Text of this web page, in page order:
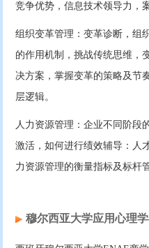
竞争优势，信息技术领导力，
组织变革管理：变革诊断，组
的作用机制，挑战传统思维，
决方案，掌握变革的策略及节
层逻辑。
人力资源管理：企业不同阶段
激活，如何进行绩效辅导：人
力资源管理的衡量指标及标杆
穆尔西亚大学应用心理